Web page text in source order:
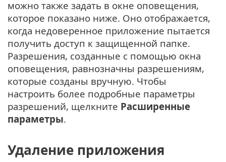
можно также задать в окне оповещения,
которое показано ниже. Оно отображается,
когда недоверенное приложение пытается
получить доступ к защищенной папке.
Разрешения, созданные с помощью окна
оповещения, равнозначны разрешениям,
которые созданы вручную. Чтобы
настроить более подробные параметры
разрешений, щелкните Расширенные
параметры.
Удаление приложения